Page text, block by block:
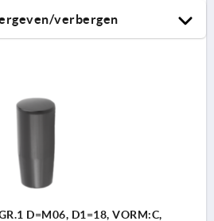
verbergen
D=M06, D1=18, VORM:C,